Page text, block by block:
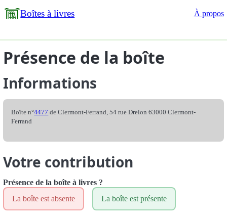
Boîtes à livres À propos
Présence de la boîte
Informations
Boîte n°4477 de Clermont-Ferrand, 54 rue Drelon 63000 Clermont-
Ferrand
Votre contribution
Présence de la boîte à livres ?
La boîte est absente
La boîte est présente